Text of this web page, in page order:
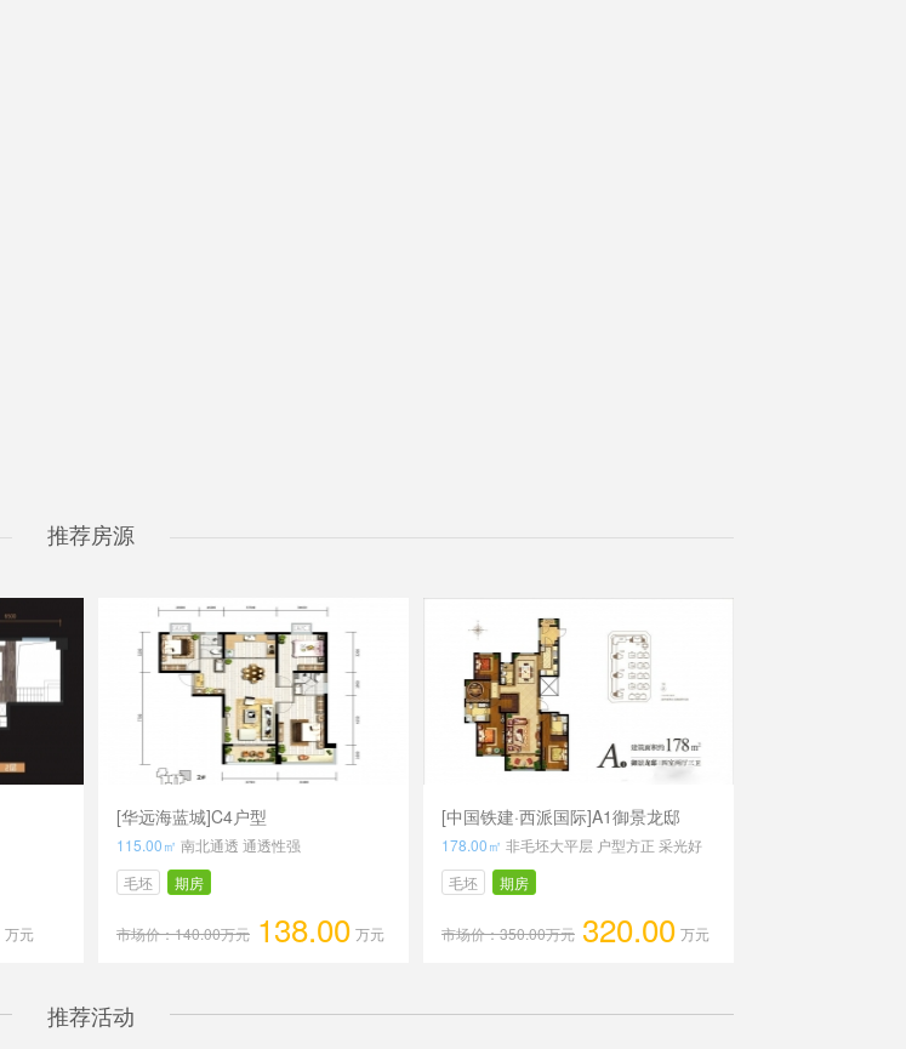
推荐房源
万元
[华远海蓝城]C4户型
115.00㎡ 南北通透 通透性强
毛坯
期房
市场价：140.00万元 138.00 万元
[中国铁建·西派国际]A1御景龙邸
178.00㎡ 非毛坯大平层 户型方正 采光好
毛坯
期房
市场价：350.00万元 320.00 万元
推荐活动